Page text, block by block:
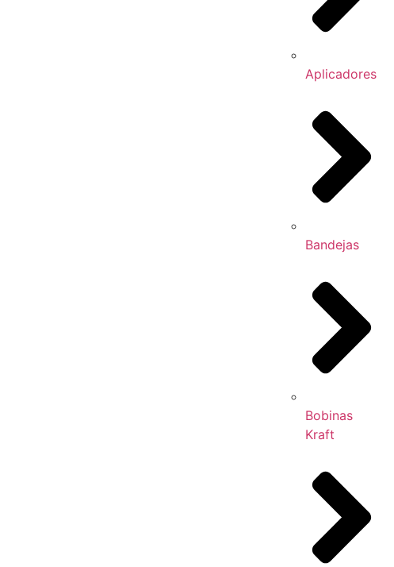
Aplicadores
Bandejas
Bobinas
Kraft